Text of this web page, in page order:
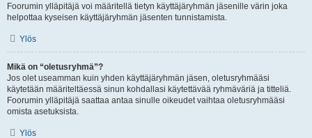
Foorumin ylläpitäjä voi määritellä tietyn käyttäjäryhmän jäsenille värin joka
helpottaa kyseisen käyttäjäryhmän jäsenten tunnistamista.
Ylös
Mikä on “oletusryhmä”?
Jos olet useamman kuin yhden käyttäjäryhmän jäsen, oletusryhmääsi
käytetään määriteltäessä sinun kohdallasi käytettävää ryhmäväriä ja titteliä.
Foorumin ylläpitäjä saattaa antaa sinulle oikeudet vaihtaa oletusryhmääsi
omista asetuksista.
Ylös